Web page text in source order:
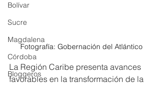
Bolívar
Sucre
Magdalena
Córdoba
Bloggeros
Fotografía: Gobernación del Atlántico
La Región Caribe presenta avances
favorables en la transformación de la